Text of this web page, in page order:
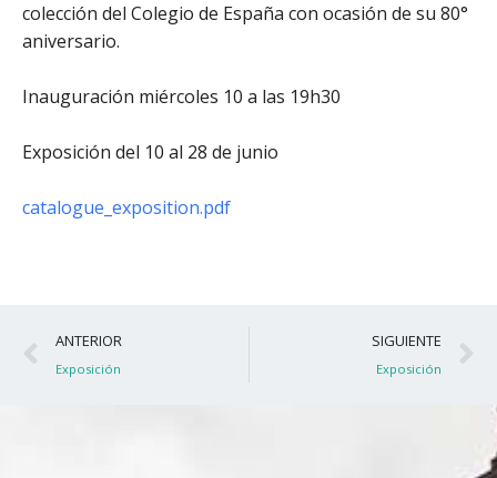
colección del Colegio de España con ocasión de su 80°
aniversario.
Inauguración miércoles 10 a las 19h30
Exposición del 10 al 28 de junio
catalogue_exposition.pdf
Ant
ANTERIOR
Exposición
SIGUIENTE
Exposición